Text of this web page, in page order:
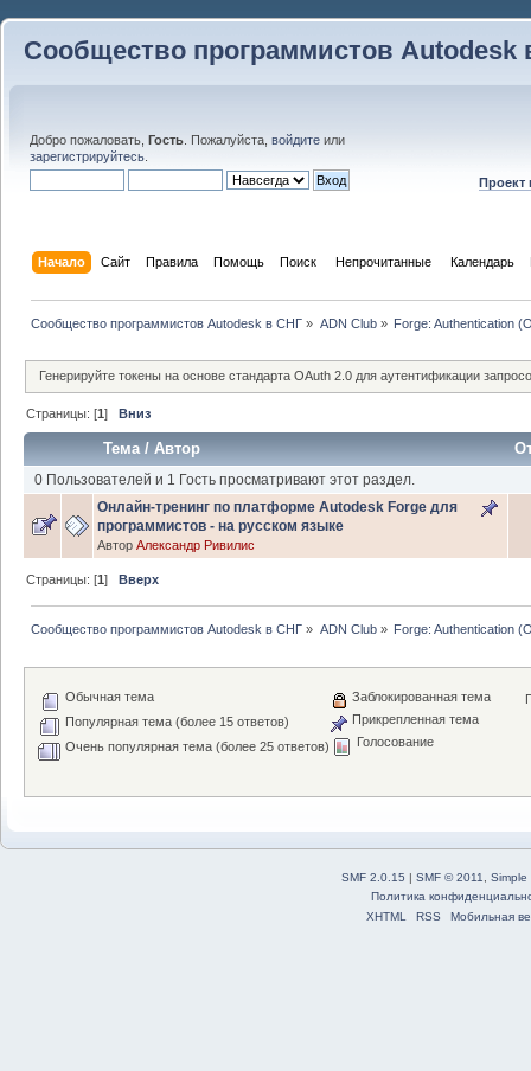
Сообщество программистов Autodesk
Добро пожаловать, Гость . Пожалуйста, войдите или
зарегистрируйтесь
Проект
Начало Сайт Правила Помощь Поиск Непрочитанные Календарь
Сообщество программистов Autodesk в СНГ » ADN Club» Forge: Authentication
Генерируйте токены на основе стандарта OAuth 2.0 для аутентификации
Страницы: [1]Вниз
Тема /Автор
0 Пользователей и 1 Гость просматривают этот раздел.
Онлайн-тренинг по платформе Autodesk Forge для
программистов - на русском языке
Автор Александр Ривилис
Страницы: [1]Вверх
Сообщество программистов Autodesk в СНГ » ADN Club» Forge: Authentication
Обычная тема
Популярная тема (более 15 ответов)
Очень популярная тема (более 25 ответов)
Заблокированная тема
Прикрепленная тема
Голосование
SMF 2.0.15 | SMF © 2011
Simple
Политика
XHTML
RSS Мобильная